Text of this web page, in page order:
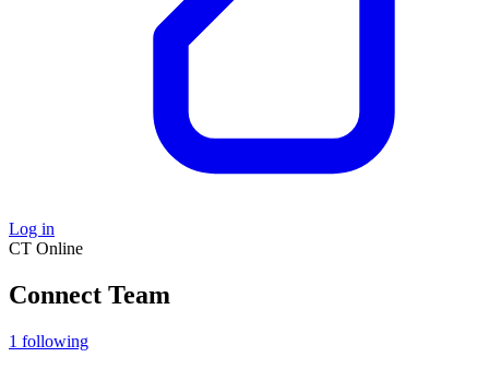
Log in
CT Online
Connect Team
1 following